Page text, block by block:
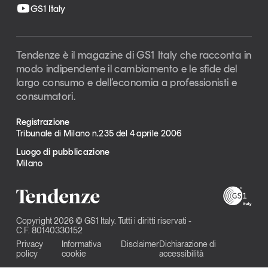
GS1 Italy
Tendenze è il magazine di GS1 Italy che racconta in
modo indipendente il cambiamento e le sfide del
largo consumo e dell’economia a professionisti e
consumatori.
Registrazione
Tribunale di Milano n.235 del 4 aprile 2006
Luogo di pubblicazione
Milano
Copyright 2026 © GS1 Italy. Tutti i diritti riservati -
C.F. 80140330152
Privacy
policy
Informativa
cookie
DisclaimerDichiarazione di
accessibilità